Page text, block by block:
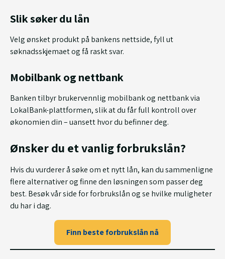
Slik søker du lån
Velg ønsket produkt på bankens nettside, fyll ut
søknadsskjemaet og få raskt svar.
Mobilbank og nettbank
Banken tilbyr brukervennlig mobilbank og nettbank via
LokalBank-plattformen, slik at du får full kontroll over
økonomien din – uansett hvor du befinner deg.
Ønsker du et vanlig forbrukslån?
Hvis du vurderer å søke om et nytt lån, kan du sammenligne
flere alternativer og finne den løsningen som passer deg
best. Besøk vår side for forbrukslån og se hvilke muligheter
du har i dag.
Finn beste forbrukslån nå